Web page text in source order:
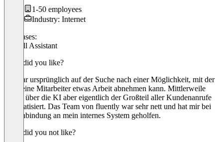
1-50 employees
Industry: Internet
Use cases:
AI Call Assistant
What did you like?
Ich war ursprünglich auf der Suche nach einer Möglichkeit, mit der
ich meine Mitarbeiter etwas Arbeit abnehmen kann. Mittlerweile
laufen über die KI aber eigentlich der Großteil aller Kundenanrufe
automatisiert. Das Team von fluently war sehr nett und hat mir bei
der Anbindung an mein internes System geholfen.
What did you not like?